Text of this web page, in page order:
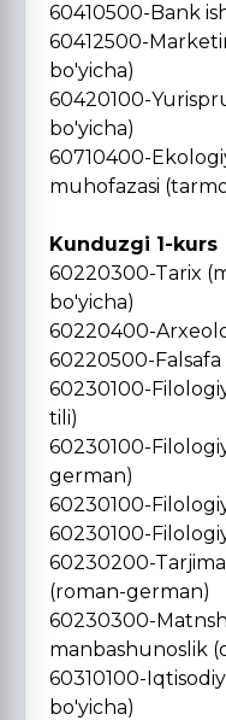
60410500-Bank
60412500-
bo'yicha)
60420100-
bo'yicha)
60710400-
muhofazasi
Kunduzgi 1-kurs
60220300-Tarix
bo'yicha)
60220400-
60220500-
60230100-
tili)
60230100-
german)
60230100-
60230100-
60230200-
(roman-german)
60230300-
manbashunoslik
60310100-
bo'yicha)